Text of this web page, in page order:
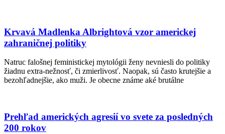
Krvavá Madlenka Albrightová vzor americkej
zahraničnej politiky
Natruc falošnej feministickej mytológii ženy nevniesli do politiky
žiadnu extra-nežnosť, či zmierlivosť. Naopak, sú často krutejšie a
bezohľadnejšie, ako muži. Je obecne známe aké brutálne
Prehľad amerických agresií vo svete za posledných
200 rokov